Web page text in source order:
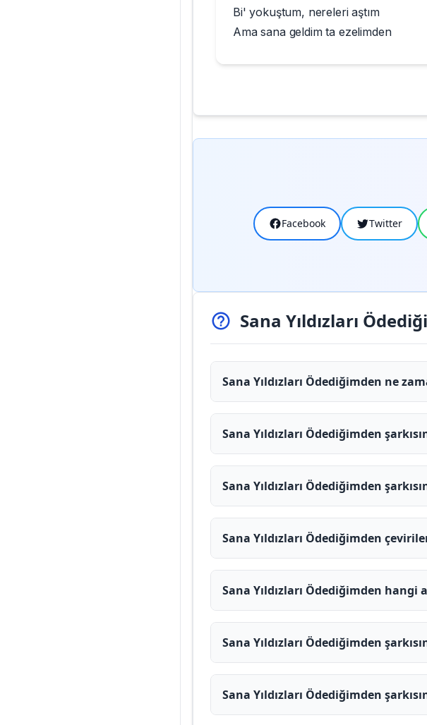
Bi' yokuştum, nereleri aştım
Ama sana geldim ta ezelimden
Facebook Twitter
Sana Yıldızları
Sana Yıldızları Ödediğimden ne
Sana Yıldızları Ödediğimden
Sana Yıldızları Ödediğimden
Sana Yıldızları Ödediğimden
Sana Yıldızları Ödediğimden hangi
Sana Yıldızları Ödediğimden
Sana Yıldızları Ödediğimden